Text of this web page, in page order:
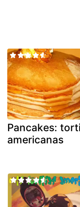
Pancakes:
americanas